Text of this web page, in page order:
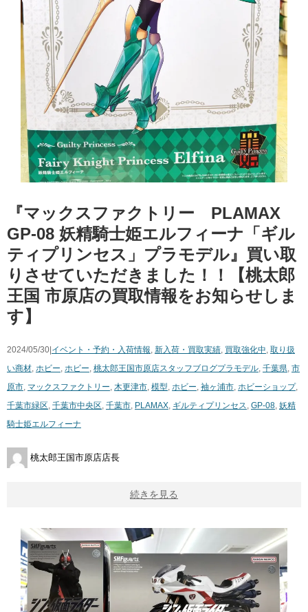
『マックスファクトリー PLAMAX
GP-08 妖精騎士姫エルフィーナ「ギル
ティプリンセス」プラモデル』買い取
りさせていただきました！！【桃太郎
王国 市原店の買取情報をお知らせしま
す】
2024/05/30| イベント・予約・入荷情報, 新入荷・買取実績, 買取強化中, 取り扱
い商材, ホビー, ホビー, 桃太郎王国市原店スタッフブログプラモデル, 千葉県, 市
原市, マックスファクトリー, 木更津市, 模型, ホビー, 袖ヶ浦市, ホビーショップ,
千葉市緑区, 千葉市中央区, 千葉市, PLAMAX, ギルティプリンセス, GP-08, 妖精
騎士姫エルフィーナ
桃太郎王国市原店店長
続きを見る